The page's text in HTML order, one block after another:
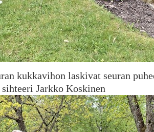
kukkavihon laskivat seuran
Jarkko Koskinen